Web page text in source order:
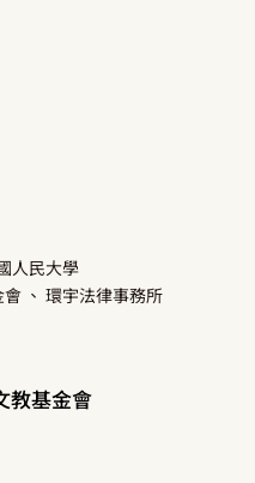
人民大學
會 、 環宇法律事務所
教基金會